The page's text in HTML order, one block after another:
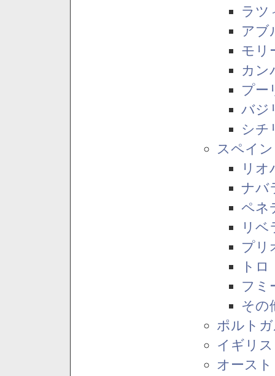
ラツ
アブ
モリ
カン
プー
バジ
シチ
スペイン
リオ
ナバ
ペネ
リベ
プリ
トロ
フミ
その
ポルト
イギリス
オース